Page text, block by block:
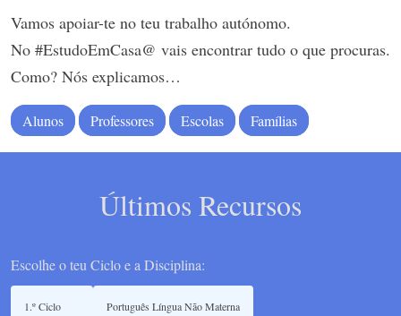
Vamos apoiar-te no teu trabalho autónomo.
No #EstudoEmCasa@ vais encontrar tudo o que procuras.
Como? Nós explicamos…
Alunos Professores Escolas Famílias
Últimos Recursos
Escolhe o teu Ciclo e a Disciplina: